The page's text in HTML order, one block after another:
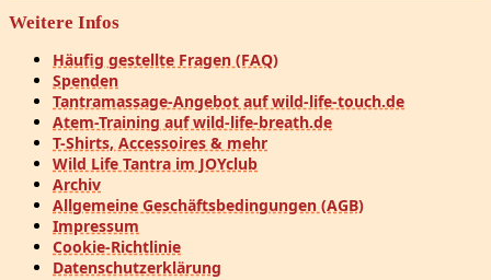
Weitere Infos
Häufig gestellte Fragen (FAQ)
Spenden
Tantramassage-Angebot auf wild-life-touch.de
Atem-Training auf wild-life-breath.de
T-Shirts, Accessoires & mehr
Wild Life Tantra im JOYclub
Archiv
Allgemeine Geschäftsbedingungen (AGB)
Impressum
Cookie-Richtlinie
Datenschutzerklärung